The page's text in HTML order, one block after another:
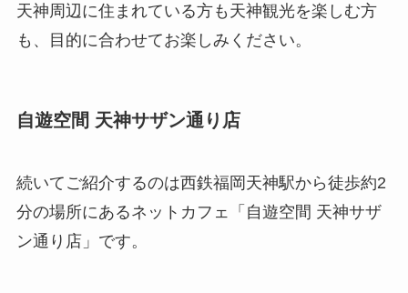
天神周辺に住まれている方も天神観光を楽しむ方
も、目的に合わせてお楽しみください。
自遊空間 天神サザン通り店
続いてご紹介するのは西鉄福岡天神駅から徒歩約2
分の場所にあるネットカフェ「自遊空間 天神サザ
ン通り店」です。